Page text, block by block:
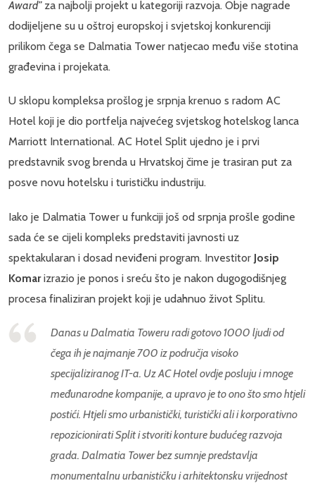
Award”za najbolji projekt u kategoriji razvoja. Obje nagrade
dodijeljene su u oštroj europskoj i svjetskoj konkurenciji
prilikom čega se Dalmatia Tower natjecao među više stotina
građevina i projekata.
U sklopu kompleksa prošlog je srpnja krenuo s radom AC
Hotel koji je dio portfelja najvećeg svjetskog hotelskog lanca
Marriott International. AC Hotel Split ujedno je i prvi
predstavnik svog brenda u Hrvatskoj čime je trasiran put za
posve novu hotelsku i turističku industriju.
Iako je Dalmatia Tower u funkciji još od srpnja prošle godine
sada će se cijeli kompleks predstaviti javnosti uz
spektakularan i dosad neviđeni program. Investitor Josip
Komarizrazio je ponos i sreću što je nakon dugogodišnjeg
procesa finaliziran projekt koji je udahnuo život Splitu.
Danas u Dalmatia Toweru radi gotovo 1000 ljudi od
čega ih je najmanje 700 iz područja visoko
specijaliziranog IT-a. Uz AC Hotel ovdje posluju i mnoge
međunarodne kompanije, a upravo je to ono što smo htjeli
postići. Htjeli smo urbanistički, turistički ali i korporativno
repozicionirati Split i stvoriti konture budućeg razvoja
grada. Dalmatia Tower bez sumnje predstavlja
monumentalnu urbanističku i arhitektonsku vrijednost